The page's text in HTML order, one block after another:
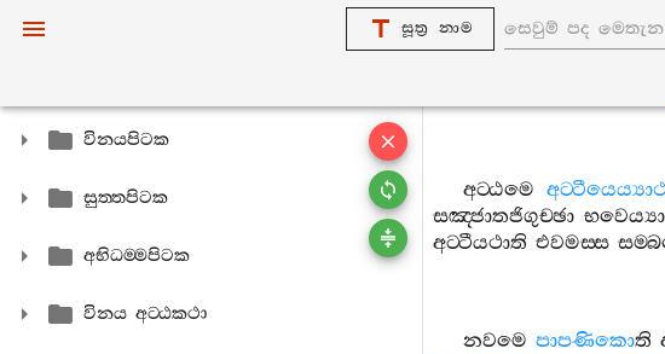
සූත්‍ර නාම
විනයපිටක
සුත‍්තපිටක
අභිධම‍්මපිටක
විනය අට‍්ඨකථා
අට‍්ඨමෙ
සඤ‍්ජාතජිගුච‍්ඡා
අට‍්ටීයථාති එවමස‍්ස
නවමෙ පාපණිකොති